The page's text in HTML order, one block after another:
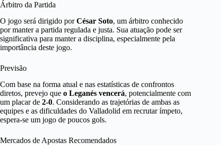
Árbitro da Partida
O jogo será dirigido porCésar Soto, um árbitro conhecido
por manter a partida regulada e justa. Sua atuação pode ser
significativa para manter a disciplina, especialmente pela
importância deste jogo.
Previsão
Com base na forma atual e nas estatísticas de confrontos
diretos, prevejo que o Leganés vencerá, potencialmente com
um placar de 2-0. Considerando as trajetórias de ambas as
equipes e as dificuldades do Valladolid em recrutar ímpeto,
espera-se um jogo de poucos gols.
Mercados de Apostas Recomendados